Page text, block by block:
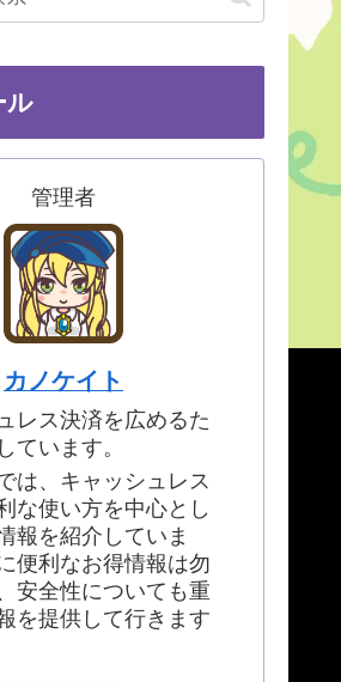
ル
管理者
カノケイト
レス決済を広めるた
ています。
は、キャッシュレス
な使い方を中心とし
報を紹介していま
便利なお得情報は勿
安全性についても重
を提供して行きます